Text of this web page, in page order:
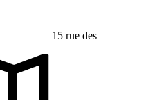
15 rue des